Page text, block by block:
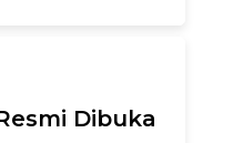
Dibuka